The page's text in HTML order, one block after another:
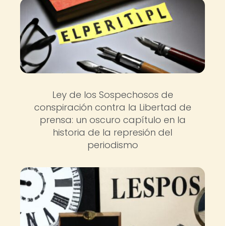
Ley de los Sospechosos de
conspiración contra la Libertad de
prensa: un oscuro capítulo en la
historia de la represión del
periodismo